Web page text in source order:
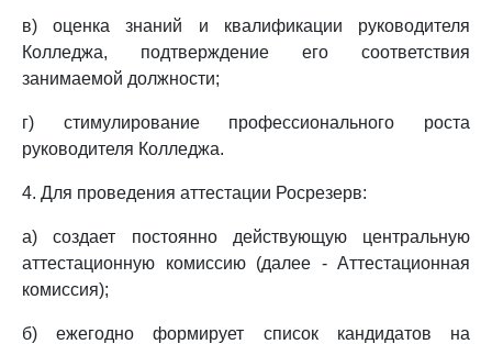
в) оценка знаний и квалификации руководителя
Колледжа, подтверждение его соответствия
занимаемой должности;
г) стимулирование профессионального роста
руководителя Колледжа.
4. Для проведения аттестации Росрезерв:
а) создает постоянно действующую центральную
аттестационную комиссию (далее - Аттестационная
комиссия);
б) ежегодно формирует список кандидатов на